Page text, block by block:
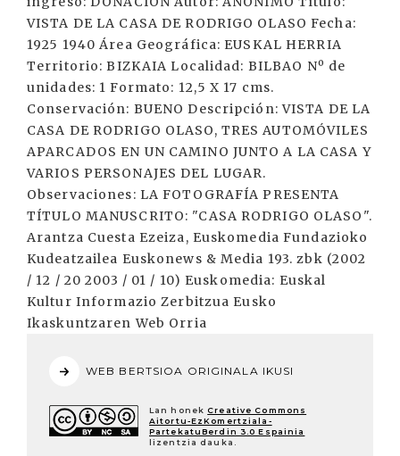
VISTA DE LA CASA DE RODRIGO OLASO Fecha:
1925 1940 Área Geográfica: EUSKAL HERRIA
Territorio: BIZKAIA Localidad: BILBAO Nº de
unidades: 1 Formato: 12,5 X 17 cms.
Conservación: BUENO Descripción: VISTA DE LA
CASA DE RODRIGO OLASO, TRES AUTOMÓVILES
APARCADOS EN UN CAMINO JUNTO A LA CASA Y
VARIOS PERSONAJES DEL LUGAR.
Observaciones: LA FOTOGRAFÍA PRESENTA
TÍTULO MANUSCRITO: "CASA RODRIGO OLASO".
Arantza Cuesta Ezeiza, Euskomedia Fundazioko
Kudeatzailea Euskonews & Media 193. zbk (2002
/ 12 / 20 2003 / 01 / 10) Euskomedia: Euskal
Kultur Informazio Zerbitzua Eusko
Ikaskuntzaren Web Orria
WEB BERTSIOA ORIGINALA IKUSI
Lan honek Creative Commons
Aitortu-EzKomertziala-
PartekatuBerdin 3.0 Espainia
lizentzia dauka.